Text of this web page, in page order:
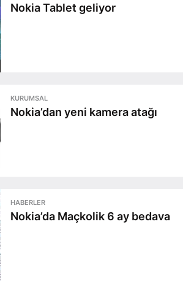
Nokia Tablet geliyor
KURUMSAL
Nokia’dan yeni kamera atağı
HABERLER
Nokia’da Maçkolik 6 ay bedava